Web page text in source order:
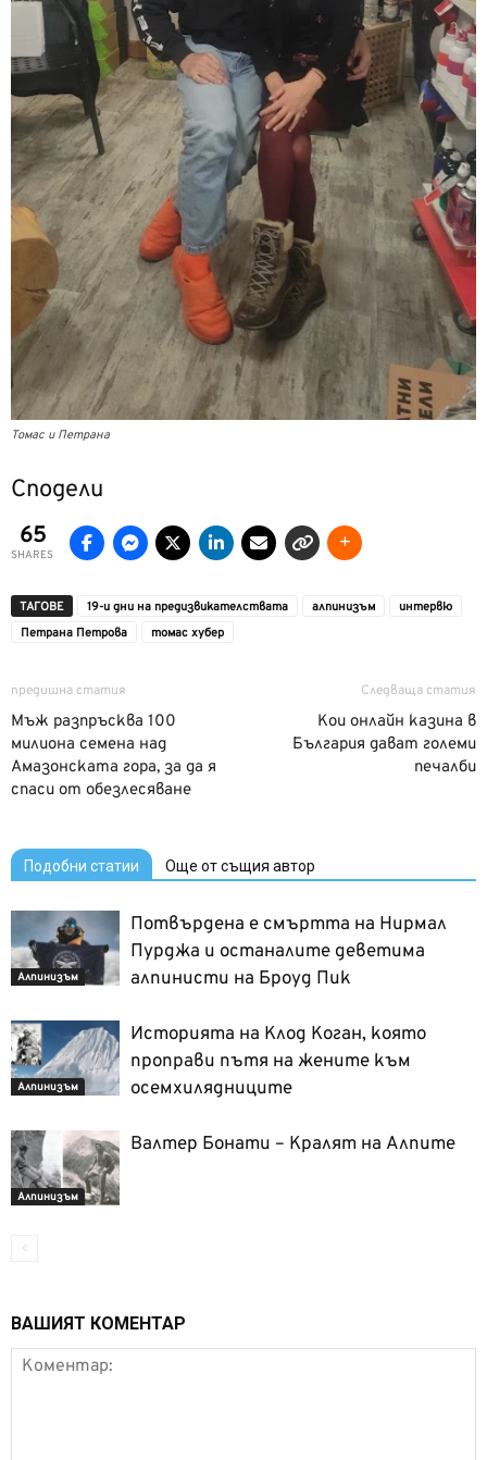
Томас и Петрана
Сподели
65
SHARES
ТАГОВЕ 19-и дни на предизвикателствата алпинизъм
интервю
Петрана Петрова
томас хубер
предишна статия
Мъж разпръсква 100
милиона семена над
Амазонската гора, за да я
спаси от обезлесяване
Следваща статия
Кои онлайн казина в
България дават големи
печалби
Подобни статии Още от същия автор
Алпинизъм
Потвърдена е смъртта на Нирмал
Пурджа и останалите деветима
алпинисти на Броуд Пик
Алпинизъм
Историята на Клод Коган, която
проправи пътя на жените към
осемхилядниците
Алпинизъм
Валтер Бонати – Кралят на Алпите
ВАШИЯТ КОМЕНТАР